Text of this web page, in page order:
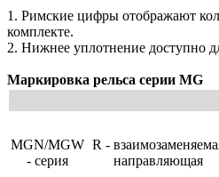
1. Римские цифры отображают
комплекте.
2. Нижнее уплотнение доступно
Маркировка рельса серии MG
MGN/MGW
- серия
R -
направляющая